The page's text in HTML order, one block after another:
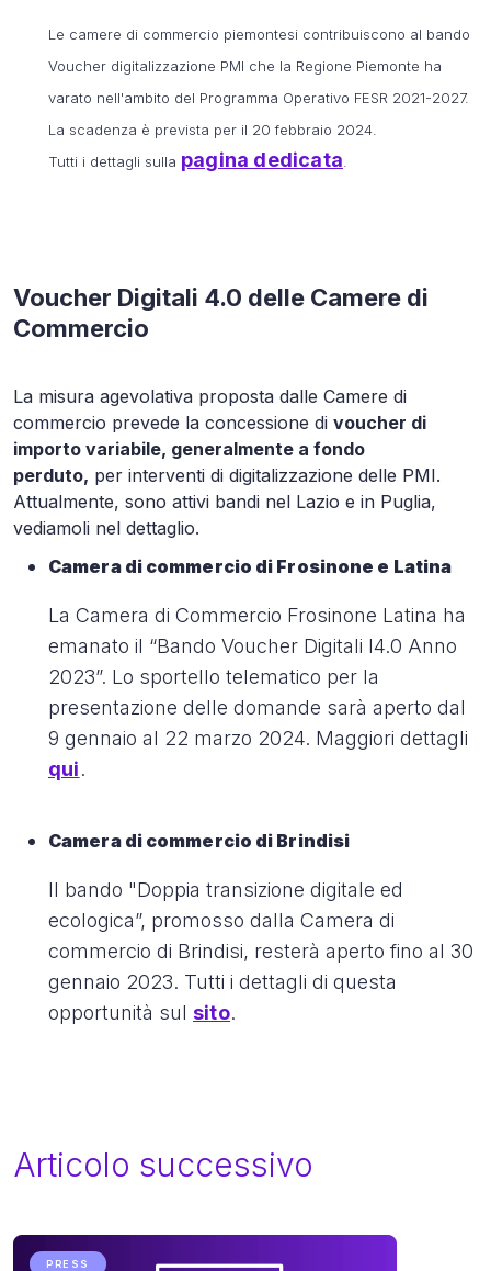
Le camere di commercio piemontesi contribuiscono al bando
Voucher digitalizzazione PMI che la Regione Piemonte ha
varato nell'ambito del Programma Operativo FESR 2021-2027.
La scadenza è prevista per il 20 febbraio 2024.
Tutti i dettagli sulla pagina dedicata
Voucher Digitali 4.0 delle Camere di
Commercio
La misura agevolativa proposta dalle Camere di
commercio prevede la concessione di voucher di
importo variabile, generalmente a fondo
perduto, per interventi di digitalizzazione delle PMI.
Attualmente, sono attivi bandi nel Lazio e in Puglia,
vediamoli nel dettaglio.
Camera di commercio di Frosinone e Latina
La Camera di Commercio Frosinone Latina ha
emanato il “Bando Voucher Digitali I4.0 Anno
2023”. Lo sportello telematico per la
presentazione delle domande sarà aperto dal
9 gennaio al 22 marzo 2024. Maggiori dettagli
qui.
Camera di commercio di Brindisi
Il bando "Doppia transizione digitale ed
ecologica”, promosso dalla Camera di
commercio di Brindisi, resterà aperto fino al 30
gennaio 2023. Tutti i dettagli di questa
opportunità sul sito.
Articolo successivo
PRESS